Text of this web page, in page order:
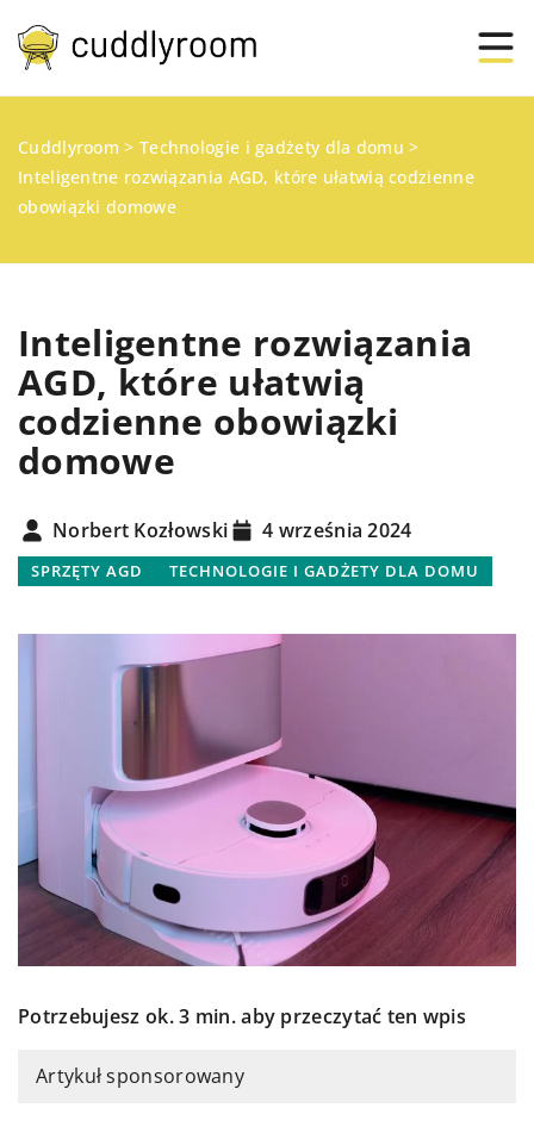
Cuddlyroom > Technologie i gadżety dla domu >
Inteligentne rozwiązania AGD, które ułatwią codzienne
obowiązki domowe
Inteligentne rozwiązania
AGD, które ułatwią
codzienne obowiązki
domowe
Norbert Kozłowski 4 września 2024
SPRZĘTY AGD TECHNOLOGIE I GADŻETY DLA DOMU
Potrzebujesz ok. 3 min. aby przeczytać ten wpis
Artykuł sponsorowany